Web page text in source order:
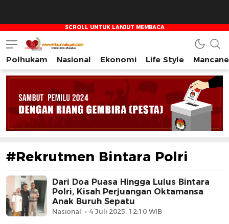
Tribun Rakyat
Tulus – Terdepan – Diharapkan
Polhukam Nasional Ekonomi Life Style
#Rekrutmen Bintara Polri
Dari Doa Puasa Hingga Lulus Bintara
Polri, Kisah Perjuangan Oktamansa
Anak Buruh Sepatu
Nasional 4 Juli 2025, 12:10 WIB